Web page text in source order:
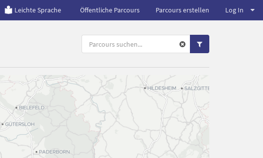
Leichte Sprache Öffentliche Parcours Parcours erstellen Log In